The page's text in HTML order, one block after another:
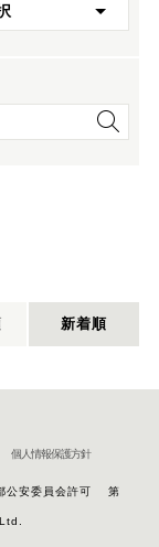
新着順
個人情報保護方針
公安委員会許可 第